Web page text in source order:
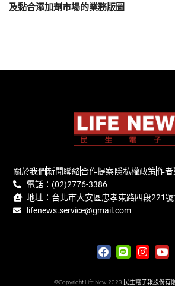
及黏合添加劑市場的業務版圖
關於我們新聞聯絡合作提案隱私權政策作者
電話：(02)2776-3386
地址：台北市大安區忠孝東路四段221
lifenews.service@gmail.com
©Copyright Life New 2023 民生電子報股份有